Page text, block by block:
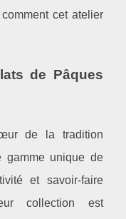
cet atelier
de Pâques
de la tradition
gamme unique de
et savoir-faire
collection est